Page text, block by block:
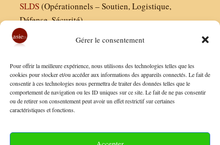
Gérer le consentement
Pour offrir la meilleure expérience, nous utilisons des technologies telles que les
cookies pour stocker et/ou accéder aux informations des appareils connectés. Le fait de
consentir à ces technologies nous permettra de traiter des données telles que le
comportement de navigation ou les ID uniques sur ce site. Le fait de ne pas consentir
ou de retirer son consentement peut avoir un effet restrictif sur certaines
caractéristiques et fonctions.
SLDS(Opérationnels – Soutien, Logistique,
Défense, Sécurité)
Finaldées EURL
Siège social : 13 avenue Boudon, 75016, Paris
Nous contacter
Conditions Générales de Vente